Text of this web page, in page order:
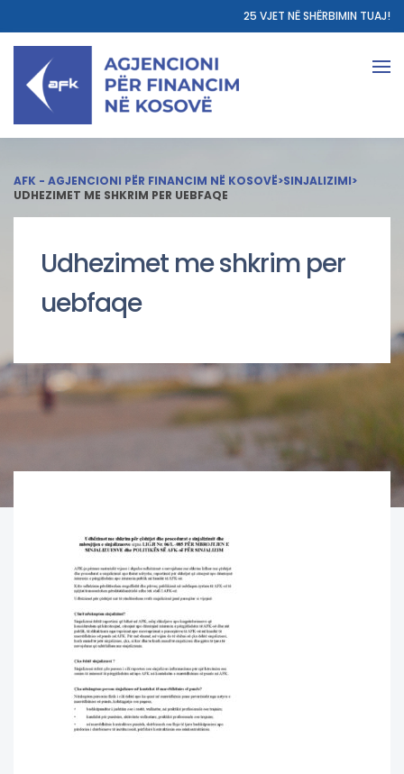
25 VJET NË SHËRBIMIN TUAJ!
AFK - AGJENCIONI PËR FINANCIM NË KOSOVË>SINJALIZIMI>
UDHEZIMET ME SHKRIM PER UEBFAQE
Udhezimet me shkrim per
uebfaqe